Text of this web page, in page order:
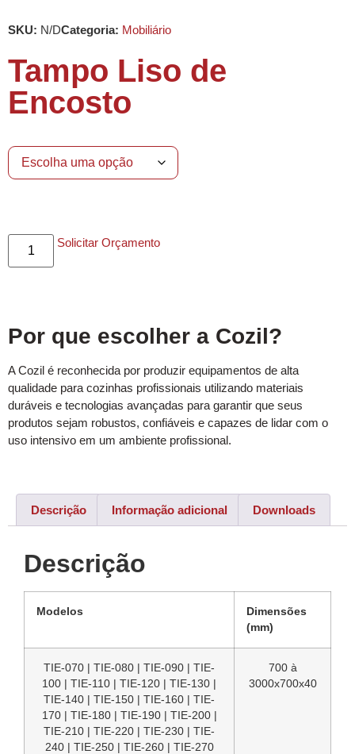
SKU: N/DCategoria: Mobiliário
Tampo Liso de
Encosto
Solicitar Orçamento
Por que escolher a Cozil?
A Cozil é reconhecida por produzir equipamentos de alta
qualidade para cozinhas profissionais utilizando materiais
duráveis e tecnologias avançadas para garantir que seus
produtos sejam robustos, confiáveis e capazes de lidar com o
uso intensivo em um ambiente profissional.
Descrição Informação adicional Downloads
Descrição
Modelos
Dimensões
(mm)
TIE-070 | TIE-080 | TIE-090 | TIE-
100 | TIE-110 | TIE-120 | TIE-130 |
TIE-140 | TIE-150 | TIE-160 | TIE-
170 | TIE-180 | TIE-190 | TIE-200 |
TIE-210 | TIE-220 | TIE-230 | TIE-
240 | TIE-250 | TIE-260 | TIE-270
700 à
3000x700x40